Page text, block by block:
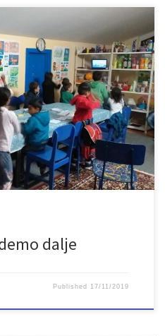
sa djecom Romima u sklopu
cilj pružanje podrške
se umanjili rizici socijalne
povećati kvalitetu procesa
pojedinca. Projekat je
Bihaća. […]
dalje
Published 17/11/2019